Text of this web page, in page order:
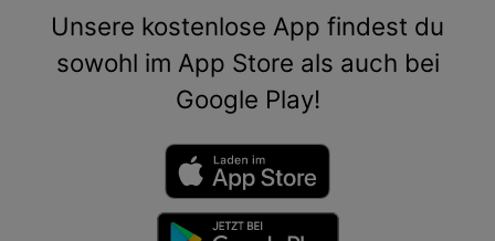
Unsere kostenlose App findest du
sowohl im App Store als auch bei
Google Play!